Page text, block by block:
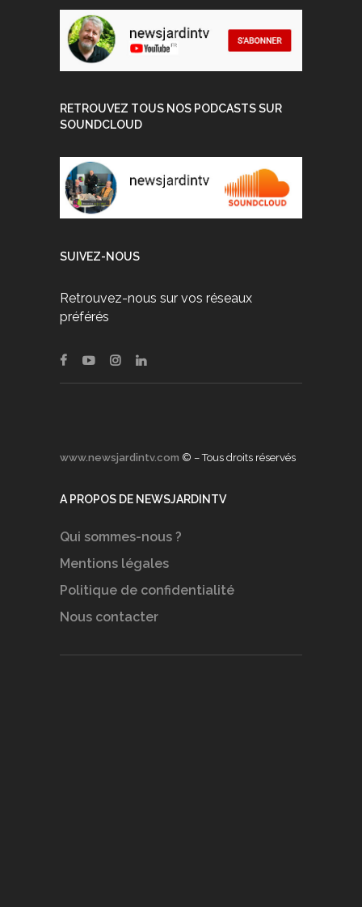
RETROUVEZ TOUS NOS PODCASTS SUR
SOUNDCLOUD
SUIVEZ-NOUS
Retrouvez-nous sur vos réseaux
préférés
www.newsjardintv.com © – Tous droits réservés
A PROPOS DE NEWSJARDINTV
Qui sommes-nous ?
Mentions légales
Politique de confidentialité
Nous contacter